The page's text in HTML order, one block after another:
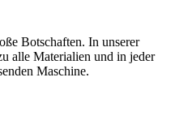
Botschaften. In unserer
alle Materialien und in jeder
Maschine.